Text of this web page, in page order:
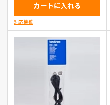
カートに入れる
対応機種